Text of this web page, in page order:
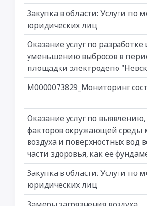
Закупка в области: Услуги по
юридических лиц
Оказание услуг по
уменьшению выбросов в
площадки электродепо
М0000073829_Мониторинг
Оказание услуг по
факторов окружающей среды
воздуха и поверхностных вод
части здоровья, как ее
Закупка в области: Услуги по
юридических лиц